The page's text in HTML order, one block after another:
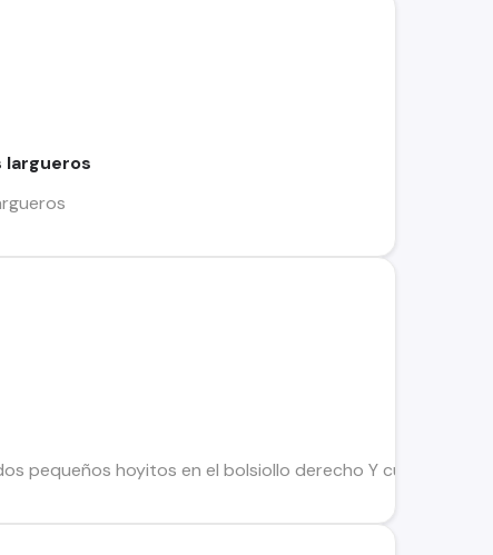
largueros
pequeños hoyitos en el bolsiollo derecho Y cuanta cln